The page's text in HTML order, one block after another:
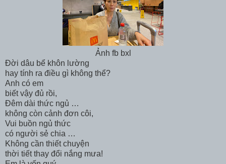
Ảnh fb bxl
Đời dâu bể khôn lường
hay tính ra điều gì không thể?
Anh có em
biết vậy đủ rồi,
Đêm dài thức ngủ …
không còn cảnh đơn côi,
Vui buồn ngủ thức
có người sẻ chia …
Không cần thiết chuyện
thời tiết thay đổi nắng mưa!